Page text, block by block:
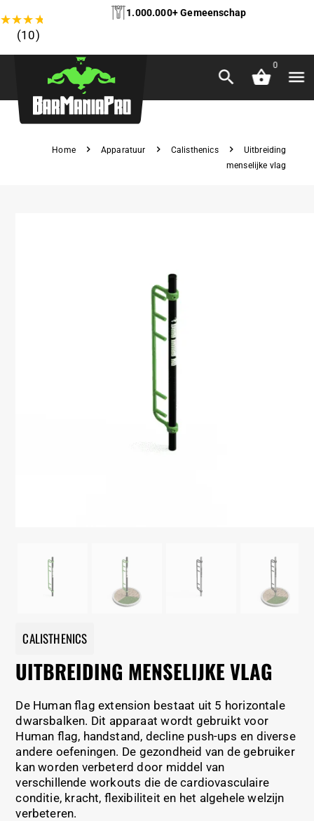
★★★★
(10)
1.000.000+ Gemeenschap
0
Home Apparatuur Calisthenics
Uitbreiding
menselijke vlag
CALISTHENICS
UITBREIDING MENSELIJKE VLAG
De Human flag extension bestaat uit 5 horizontale
dwarsbalken. Dit apparaat wordt gebruikt voor
Human flag, handstand, decline push-ups en diverse
andere oefeningen. De gezondheid van de gebruiker
kan worden verbeterd door middel van
verschillende workouts die de cardiovasculaire
conditie, kracht, flexibiliteit en het algehele welzijn
verbeteren.